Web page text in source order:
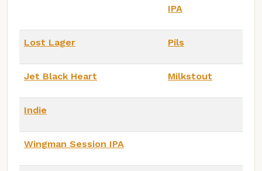
IPA
Lost Lager Pils
Jet Black Heart Milkstout
Indie
Wingman Session IPA